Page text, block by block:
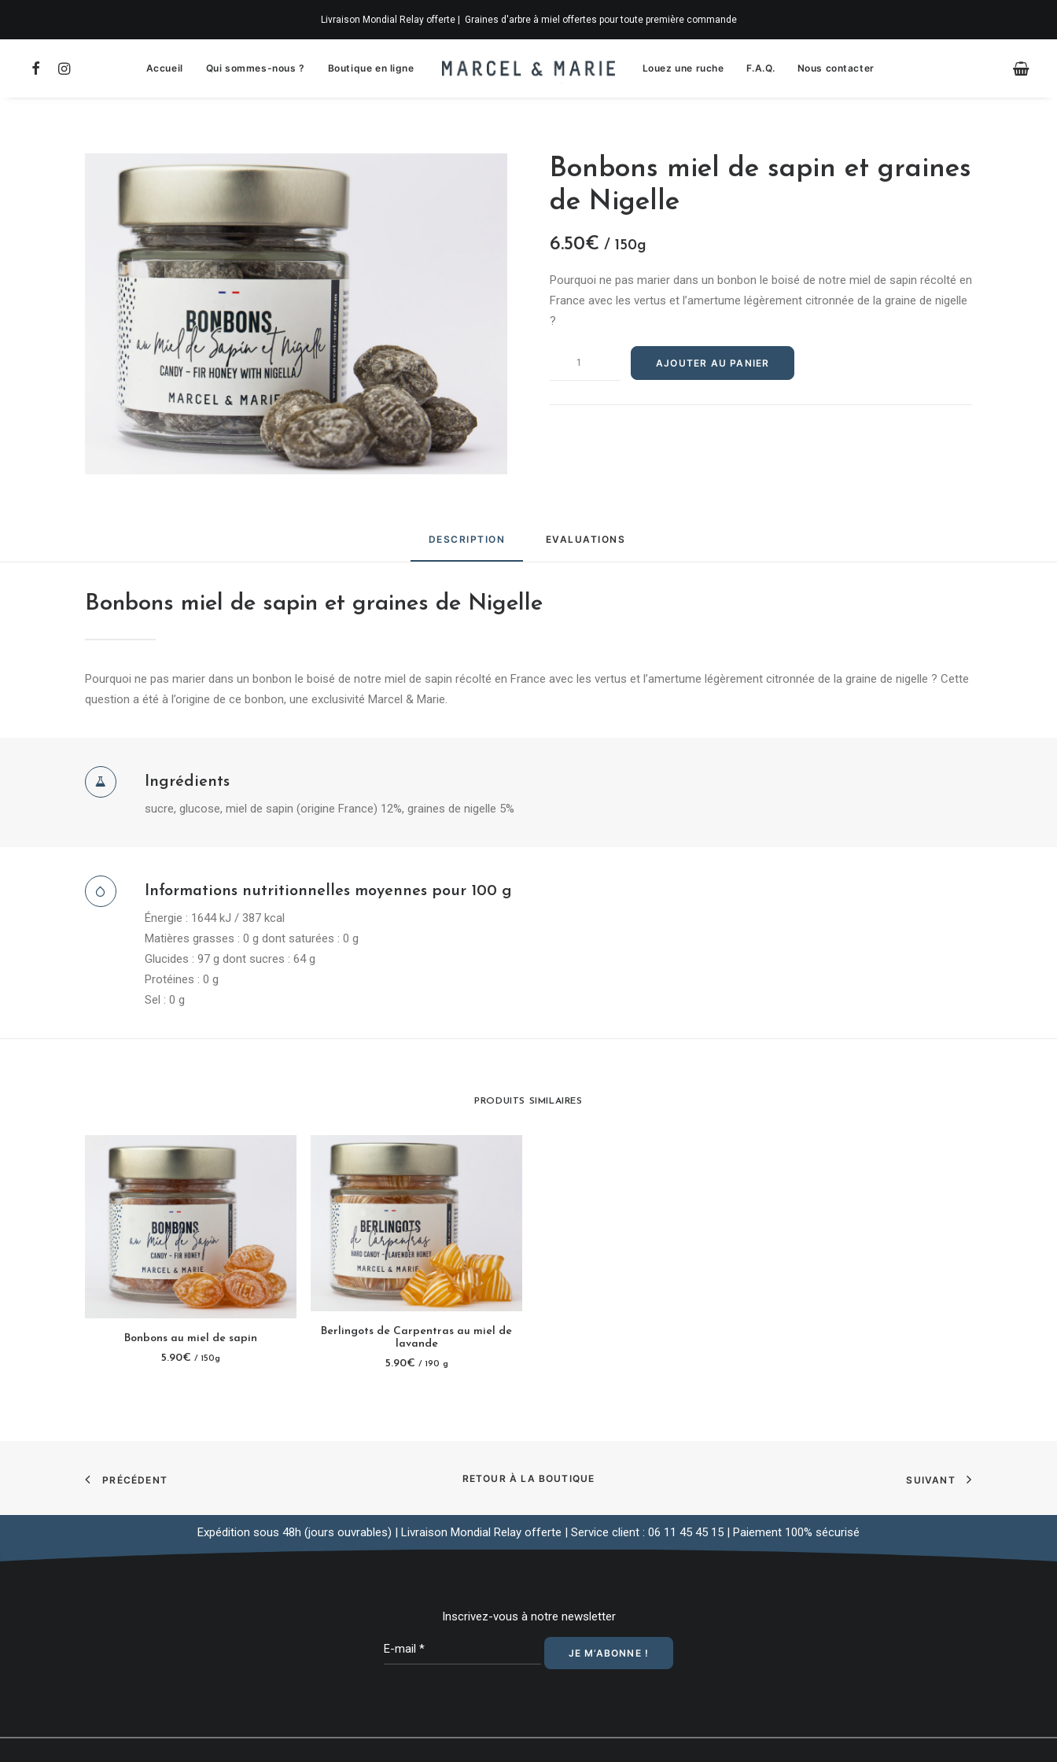
Livraison Mondial Relay offerte | Graines d'arbre à miel offertes pour toute première commande
Accueil Qui sommes-nous ? Boutique en ligne Louez une ruche F.A.Q. Nous contacter
Bonbons miel de sapin et graines
de Nigelle
6.50€ / 150g
Pourquoi ne pas marier dans un bonbon le boisé de notre miel de sapin récolté en
France avec les vertus et l’amertume légèrement citronnée de la graine de nigelle
?
Nigelle
AJOUTER AU PANIER
DESCRIPTION EVALUATIONS
Bonbons miel de sapin et graines de Nigelle
Pourquoi ne pas marier dans un bonbon le boisé de notre miel de sapin récolté en France avec les vertus et l’amertume légèrement citronnée de la graine de nigelle ? Cette
question a été à l’origine de ce bonbon, une exclusivité Marcel & Marie.
Ingrédients
sucre, glucose, miel de sapin (origine France) 12%, graines de nigelle 5%
Informations nutritionnelles moyennes pour 100 g
Énergie : 1644 kJ / 387 kcal
Matières grasses : 0 g dont saturées : 0 g
Glucides : 97 g dont sucres : 64 g
Protéines : 0 g
Sel : 0 g
PRODUITS SIMILAIRES
AJOUTER AU PANIER
Bonbons au miel de sapin
5.90€ / 150g
AJOUTER AU PANIER
Berlingots de Carpentras au miel de
lavande
5.90€ / 190 g
PRÉCÉDENT RETOUR À LA BOUTIQUE SUIVANT
Expédition sous 48h (jours ouvrables) | Livraison Mondial Relay offerte | Service client : 06 11 45 45 15 | Paiement 100% sécurisé
Inscrivez-vous à notre newsletter